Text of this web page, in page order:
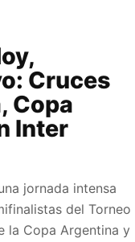
Cruces
Copa
Inter
jornada intensa
del Torneo
la Copa Argentina y